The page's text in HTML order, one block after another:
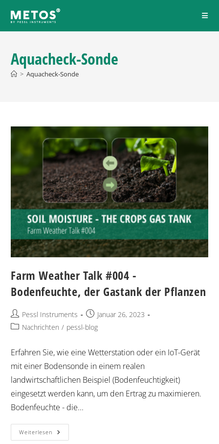
Aquacheck-Sonde
> Aquacheck-Sonde
Farm Weather Talk #004 -
Bodenfeuchte, der Gastank der Pflanzen
Pessl Instruments
Januar 26, 2023
Nachrichten / pessl-blog
Erfahren Sie, wie eine Wetterstation oder ein IoT-Gerät
mit einer Bodensonde in einem realen
landwirtschaftlichen Beispiel (Bodenfeuchtigkeit)
eingesetzt werden kann, um den Ertrag zu maximieren.
Bodenfeuchte - die...
Weiterlesen